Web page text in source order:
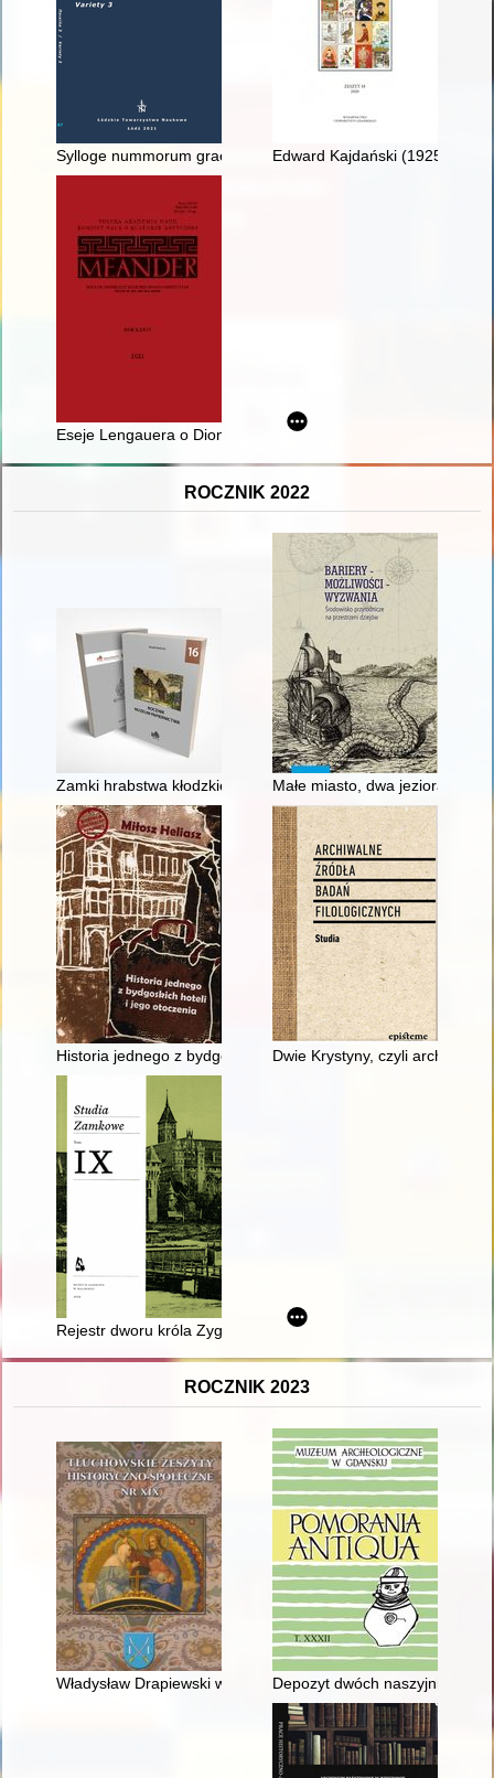
Sylloge nummorum graecorum Poland - recenzja]
Edward Kajdański (1925-2020)
Eseje Lengauera o Dionizosie
ROCZNIK 2022
Zamki hrabstwa kłodzkiego opisane przez Josepha Köglera
Małe miasto, dwa jeziora i
Historia jednego z bydgoskich hoteli i jego otoczenia
Dwie Krystyny, czyli archiwa,
Rejestr dworu króla Zygmunta III Wazy "w drodze pruskiej" z
ROCZNIK 2023
Władysław Drapiewski w TłuchowieDepozyt dwóch naszyjników